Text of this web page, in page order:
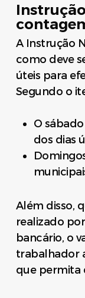
A Instrução
como deve
úteis para
Segundo o
O
dos dias
Além disso,
realizado
bancário, o
trabalhador
que permita